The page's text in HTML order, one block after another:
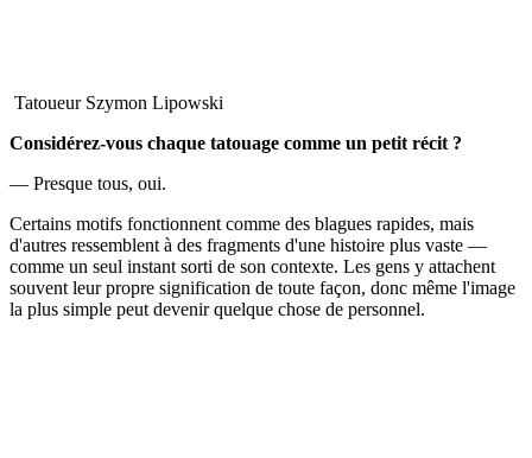
Tatoueur Szymon Lipowski
Considérez-vous chaque tatouage comme un petit récit ?
— Presque tous, oui.
Certains motifs fonctionnent comme des blagues rapides, mais
d'autres ressemblent à des fragments d'une histoire plus vaste —
comme un seul instant sorti de son contexte. Les gens y attachent
souvent leur propre signification de toute façon, donc même l'image
la plus simple peut devenir quelque chose de personnel.